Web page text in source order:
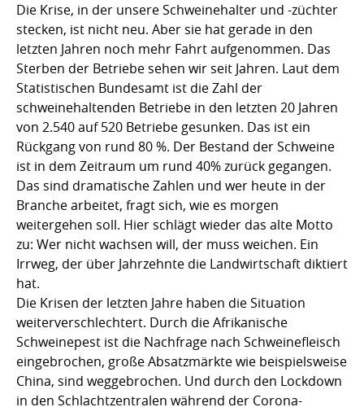
Die Krise, in der unsere Schweinehalter und -züchter
stecken, ist nicht neu. Aber sie hat gerade in den
letzten Jahren noch mehr Fahrt aufgenommen. Das
Sterben der Betriebe sehen wir seit Jahren. Laut dem
Statistischen Bundesamt ist die Zahl der
schweinehaltenden Betriebe in den letzten 20 Jahren
von 2.540 auf 520 Betriebe gesunken. Das ist ein
Rückgang von rund 80 %. Der Bestand der Schweine
ist in dem Zeitraum um rund 40% zurück gegangen.
Das sind dramatische Zahlen und wer heute in der
Branche arbeitet, fragt sich, wie es morgen
weitergehen soll. Hier schlägt wieder das alte Motto
zu: Wer nicht wachsen will, der muss weichen. Ein
Irrweg, der über Jahrzehnte die Landwirtschaft diktiert
hat.
Die Krisen der letzten Jahre haben die Situation
weiterverschlechtert. Durch die Afrikanische
Schweinepest ist die Nachfrage nach Schweinefleisch
eingebrochen, große Absatzmärkte wie beispielsweise
China, sind weggebrochen. Und durch den Lockdown
in den Schlachtzentralen während der Corona-